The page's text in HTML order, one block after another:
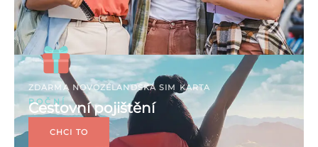
ZDARMA NOVOZÉLANDSKÁ SIM KARTA
ROČNÍ
Cestovní pojištění
CHCI TO